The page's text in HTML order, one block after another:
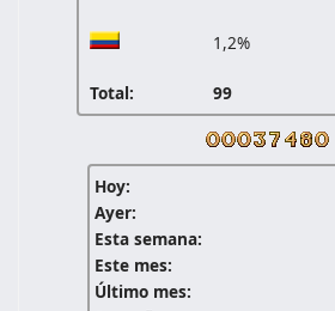
1,2%
Total: 99
Hoy:
Ayer:
Esta semana:
Este mes:
Último mes: